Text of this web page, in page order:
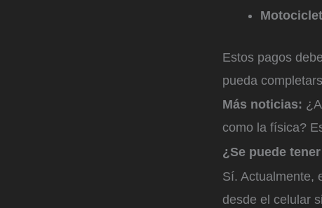
Estos pagos
pueda
Más noticias:
como la física?
¿Se puede
Sí. Actualmente,
desde el celular